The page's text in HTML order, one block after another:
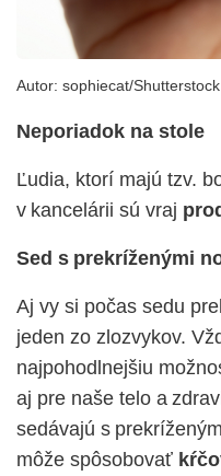
Autor: sophiecat/Shutterstock
Neporiadok na stole
Ľudia, ktorí majú tzv.
v kancelárii sú vraj
Sed s prekríženými
Aj vy si počas sedu
jeden zo zlozvykov.
najpohodlnejšiu
aj pre naše telo a
sedávajú s
môže spôsobovať